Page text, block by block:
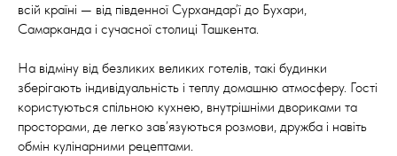
всій країні — від південної Сурхандар’ї до Бухари,
Самарканда і сучасної столиці Ташкента.
На відміну від безликих великих готелів, такі будинки
зберігають індивідуальність і теплу домашню атмосферу. Гості
користуються спільною кухнею, внутрішніми двориками та
просторами, де легко зав’язуються розмови, дружба і навіть
обмін кулінарними рецептами.